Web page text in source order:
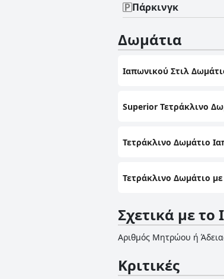
Πάρκινγκ
Δωμάτια
Ιαπωνικού Στιλ
Superior Τετράκλινο
Τετράκλινο Δωμάτιο
Τετράκλινο Δωμάτιο
Σχετικά με
Αριθμός Μητρώου ή
Κριτικές